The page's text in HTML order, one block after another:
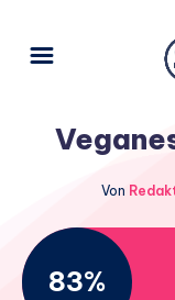
Von
83%